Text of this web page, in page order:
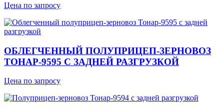
Цена по запросу
ОБЛЕГЧЕННЫЙ ПОЛУПРИЦЕП-ЗЕРНОВОЗ
ТОНАР-9595 С ЗАДНЕЙ РАЗГРУЗКОЙ
Цена по запросу